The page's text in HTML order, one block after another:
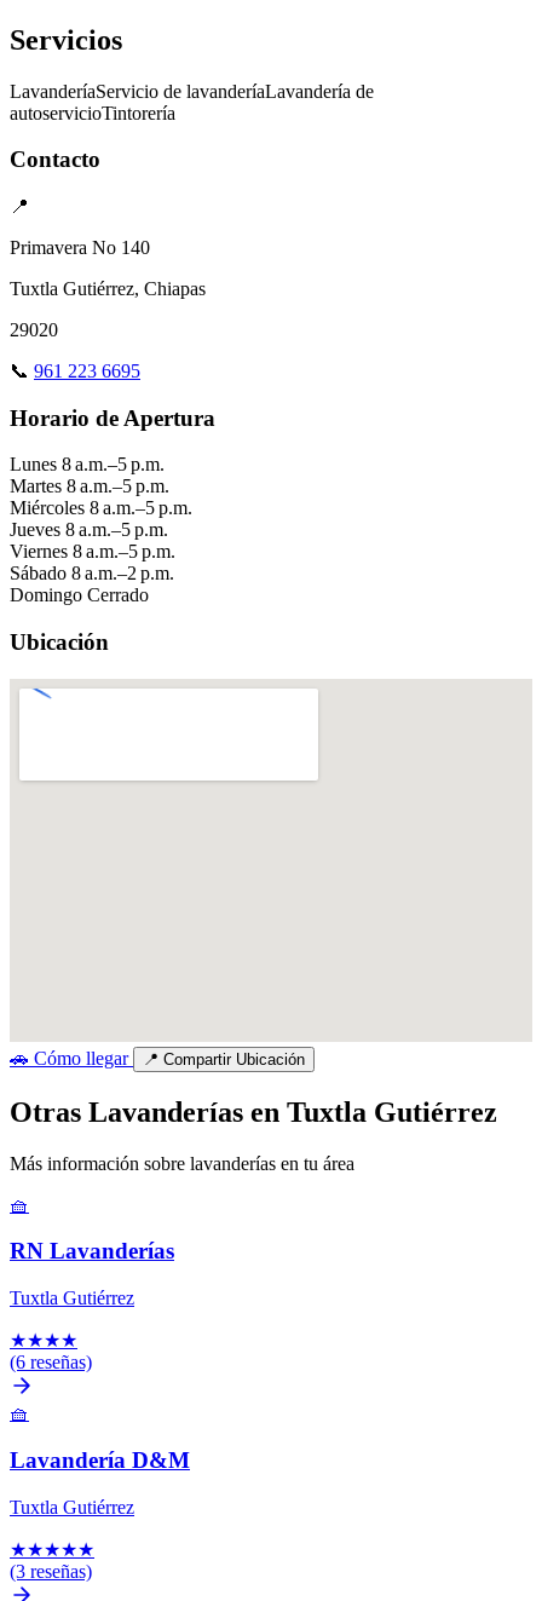
Servicios
LavanderíaServicio de lavanderíaLavandería de
autoservicioTintorería
Contacto
📍
Primavera No 140
Tuxtla Gutiérrez, Chiapas
29020
📞 961 223 6695
Horario de Apertura
Lunes 8 a.m.–5 p.m.
Martes 8 a.m.–5 p.m.
Miércoles 8 a.m.–5 p.m.
Jueves 8 a.m.–5 p.m.
Viernes 8 a.m.–5 p.m.
Sábado 8 a.m.–2 p.m.
Domingo Cerrado
Ubicación
🚗 Cómo llegar 📍 Compartir Ubicación
Otras Lavanderías en Tuxtla Gutiérrez
Más información sobre lavanderías en tu área
🧺
RN Lavanderías
Tuxtla Gutiérrez
★★★★
(6 reseñas)
🧺
Lavandería D&M
Tuxtla Gutiérrez
★★★★★
(3 reseñas)